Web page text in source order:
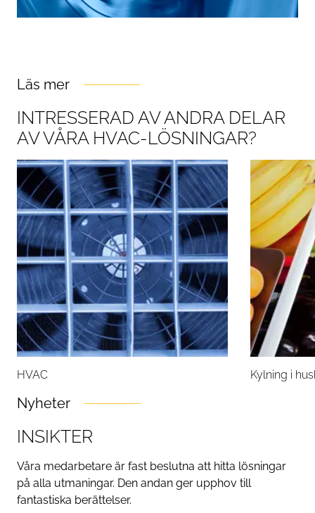
Läs mer
INTRESSERAD AV ANDRA DELAR
AV VÅRA HVAC-LÖSNINGAR?
HVAC Kylning i
Nyheter
INSIKTER
Våra medarbetare är fast beslutna att hitta lösningar
på alla utmaningar. Den andan ger upphov till
fantastiska berättelser.